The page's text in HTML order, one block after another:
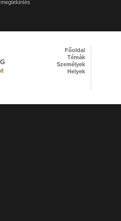
megtekintés
Főoldal
Témák
Személyek
Helyek